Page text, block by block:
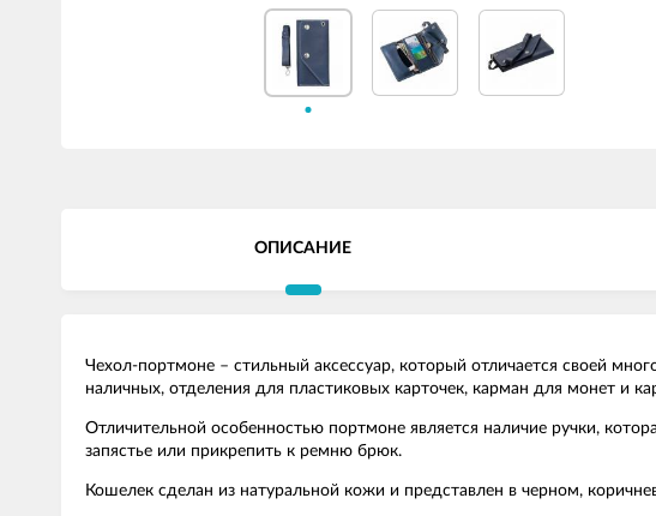
ОПИСАНИЕ
Чехол-портмоне – стильный аксессуар, который отличается своей
наличных, отделения для пластиковых карточек, карман для монет и
Отличительной особенностью портмоне является наличие ручки,
запястье или прикрепить к ремню брюк.
Кошелек сделан из натуральной кожи и представлен в черном,